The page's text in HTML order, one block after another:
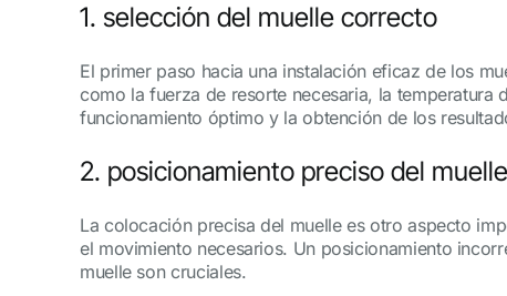
1. selección del muelle correcto
El primer paso hacia una instalación eficaz de los
como la fuerza de resorte necesaria, la temperatura
funcionamiento óptimo y la obtención de los
2. posicionamiento preciso del muelle
La colocación precisa del muelle es otro aspecto
el movimiento necesarios. Un posicionamiento
muelle son cruciales.